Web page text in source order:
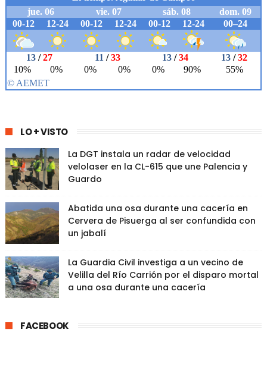
LO + VISTO
La DGT instala un radar de velocidad
velolaser en la CL-615 que une Palencia y
Guardo
Abatida una osa durante una cacería en
Cervera de Pisuerga al ser confundida con
un jabalí
La Guardia Civil investiga a un vecino de
Velilla del Río Carrión por el disparo mortal
a una osa durante una cacería
FACEBOOK